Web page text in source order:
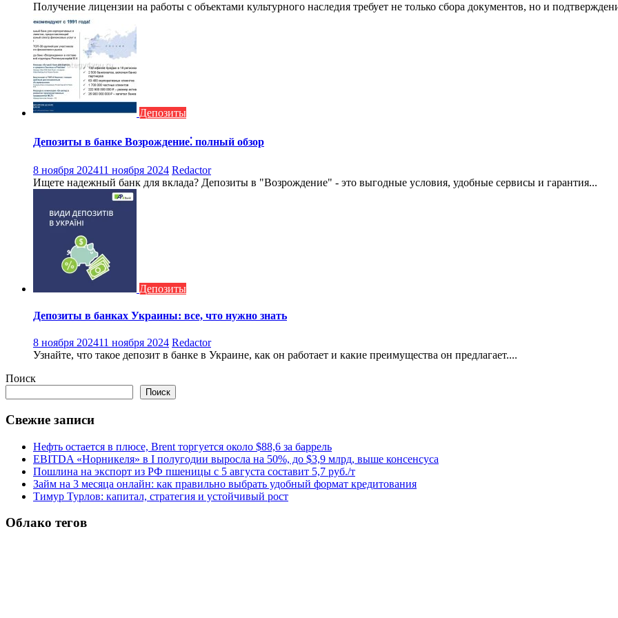
Получение лицензии на работы с объектами культурного наследия требует не только сбора документов, но и
Депозиты
Депозиты в банке Возрождение⁚ полный обзор
8 ноября 202411 ноября 2024 Redactor
Ищете надежный банк для вклада? Депозиты в "Возрождение" - это выгодные условия, удобные сервисы и гарантия...
Депозиты
Депозиты в банках Украины: все, что нужно знать
8 ноября 202411 ноября 2024 Redactor
Узнайте, что такое депозит в банке в Украине, как он работает и какие преимущества он предлагает....
Поиск
Поиск
Свежие записи
Нефть остается в плюсе, Brent торгуется около $88,6 за баррель
EBITDA «Норникеля» в I полугодии выросла на 50%, до $3,9 млрд, выше консенсуса
Пошлина на экспорт из РФ пшеницы с 5 августа составит 5,7 руб./т
Займ на 3 месяца онлайн: как правильно выбрать удобный формат кредитования
Тимур Турлов: капитал, стратегия и устойчивый рост
Облако тегов